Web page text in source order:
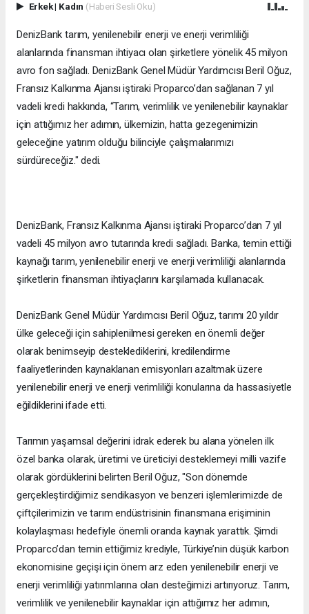
Erkek| Kadın (Haberi Sesli Oku)
DenizBank tarım, yenilenebilir enerji ve enerji verimliliği
alanlarında finansman ihtiyacı olan şirketlere yönelik 45 milyon
avro fon sağladı. DenizBank Genel Müdür Yardımcısı Beril Oğuz,
Fransız Kalkınma Ajansı iştiraki Proparco’dan sağlanan 7 yıl
vadeli kredi hakkında, “Tarım, verimlilik ve yenilenebilir kaynaklar
için attığımız her adımın, ülkemizin, hatta gezegenimizin
geleceğine yatırım olduğu bilinciyle çalışmalarımızı
sürdüreceğiz." dedi.
DenizBank, Fransız Kalkınma Ajansı iştiraki Proparco’dan 7 yıl
vadeli 45 milyon avro tutarında kredi sağladı. Banka, temin ettiği
kaynağı tarım, yenilenebilir enerji ve enerji verimliliği alanlarında
şirketlerin finansman ihtiyaçlarını karşılamada kullanacak.
DenizBank Genel Müdür Yardımcısı Beril Oğuz, tarımı 20 yıldır
ülke geleceği için sahiplenilmesi gereken en önemli değer
olarak benimseyip desteklediklerini, kredilendirme
faaliyetlerinden kaynaklanan emisyonları azaltmak üzere
yenilenebilir enerji ve enerji verimliliği konularına da hassasiyetle
eğildiklerini ifade etti.
Tarımın yaşamsal değerini idrak ederek bu alana yönelen ilk
özel banka olarak, üretimi ve üreticiyi desteklemeyi milli vazife
olarak gördüklerini belirten Beril Oğuz, "Son dönemde
gerçekleştirdiğimiz sendikasyon ve benzeri işlemlerimizde de
çiftçilerimizin ve tarım endüstrisinin finansmana erişiminin
kolaylaşması hedefiyle önemli oranda kaynak yarattık. Şimdi
Proparco’dan temin ettiğimiz krediyle, Türkiye’nin düşük karbon
ekonomisine geçişi için önem arz eden yenilenebilir enerji ve
enerji verimliliği yatırımlarına olan desteğimizi artırıyoruz. Tarım,
verimlilik ve yenilenebilir kaynaklar için attığımız her adımın,